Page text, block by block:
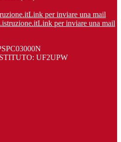
Link per inviare una mail
Link per inviare una mail
UF2UPW